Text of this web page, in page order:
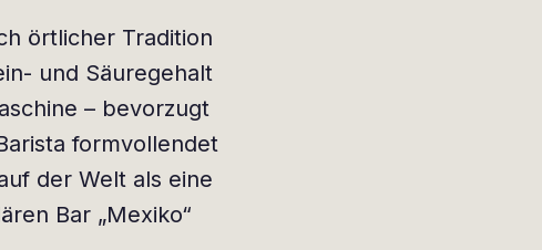
örtlicher Tradition
und Säuregehalt
– bevorzugt
formvollendet
der Welt als eine
Bar „Mexiko“